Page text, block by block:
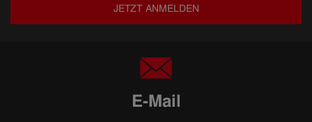
JETZT ANMELDEN
E-Mail